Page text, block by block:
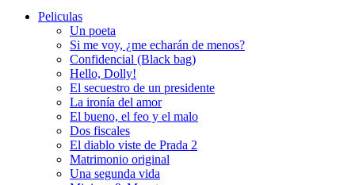
Peliculas
Un poeta
Si me voy, ¿me echarán de menos?
Confidencial (Black bag)
Hello, Dolly!
El secuestro de un presidente
La ironía del amor
El bueno, el feo y el malo
Dos fiscales
El diablo viste de Prada 2
Matrimonio original
Una segunda vida